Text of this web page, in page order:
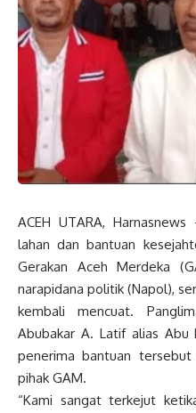
ACEH UTARA,
lahan dan bantuan
Gerakan Aceh Merdeka
narapidana politik (Napol),
kembali mencuat.
Abubakar A. Latif alias Abu
penerima bantuan
pihak GAM.
“Kami sangat terkejut